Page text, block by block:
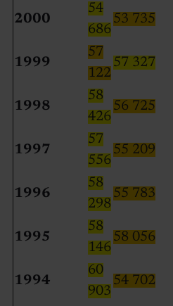
2000
54
686
53 735
1999
57
122
57 327
1998
58
426
56 725
1997
57
556
55 209
1996
58
298
55 783
1995
58
146
58 056
1994
60
903
54 702